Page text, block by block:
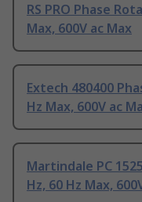
RS PRO Phase
Max, 600V ac Max
Extech 480400
Hz Max, 600V ac
Martindale PC
Hz, 60 Hz Max,